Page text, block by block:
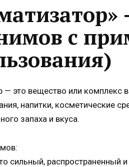
с
— это вещество или комплекс
напитки, косметические
запаха и вкуса.
сильный, распространенный